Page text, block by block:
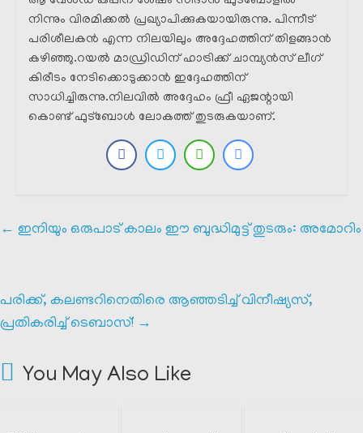
നിന്നും വിരമിക്കൽ പ്രഖ്യാപിക്കുകയായിരുന്നു. പിന്നീട്
പരിശീലകൻ എന്ന നിലയിലും അദ്ദേഹത്തിന് തിളങ്ങാൻ
കഴിഞ്ഞു.റയൽ മാഡ്രിഡിന് ഹാട്രിക്ക് ചാമ്പ്യൻസ് ലീഗ്
കിരീടം നേടിക്കൊടുക്കാൻ ഇദ്ദേഹത്തിന്
സാധിച്ചിരുന്നു.നിലവിൽ അദ്ദേഹം ഫ്രീ ഏജന്റായി
കൊണ്ട് ഫുട്ബോൾ ലോകത്ത് തുടരുകയാണ്.
← ഇനിയും ഒരുപാട് കാലം ഈ ബുദ്ധിമുട്ട് തുടരും: അമോറിം
പരിക്ക്, കലണ്ടറിനെതിരെ ആഞ്ഞടിച്ച് വിനീഷ്യസ്,
പ്രതികരിച്ച് ടെബാസ്! →
You May Also Like